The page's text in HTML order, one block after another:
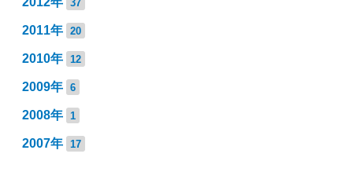
37
2011年 20
2010年 12
2009年 6
2008年 1
2007年 17